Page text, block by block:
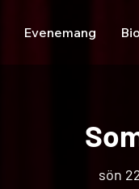
Evenemang
sön